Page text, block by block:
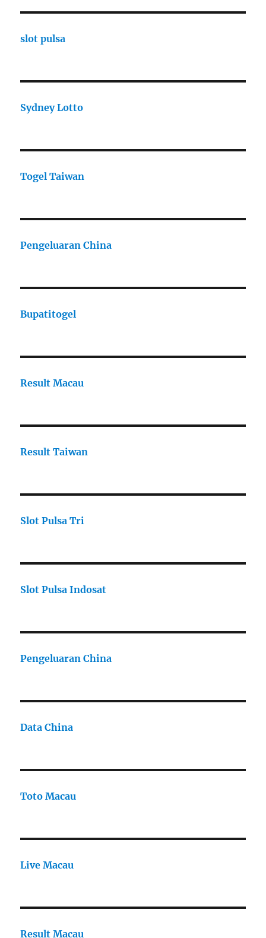
slot pulsa
Sydney Lotto
Togel Taiwan
Pengeluaran China
Bupatitogel
Result Macau
Result Taiwan
Slot Pulsa Tri
Slot Pulsa Indosat
Pengeluaran China
Data China
Toto Macau
Live Macau
Result Macau